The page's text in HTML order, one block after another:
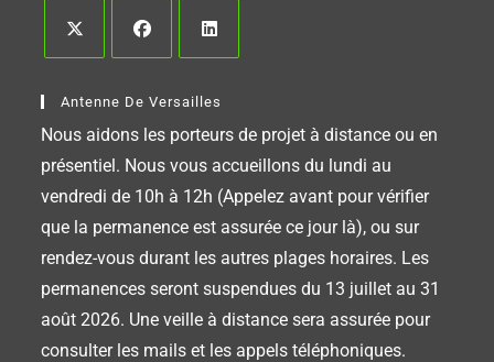
Antenne De Versailles
Nous aidons les porteurs de projet à distance ou en
présentiel. Nous vous accueillons du lundi au
vendredi de 10h à 12h (Appelez avant pour vérifier
que la permanence est assurée ce jour là), ou sur
rendez-vous durant les autres plages horaires. Les
permanences seront suspendues du 13 juillet au 31
août 2026. Une veille à distance sera assurée pour
consulter les mails et les appels téléphoniques.